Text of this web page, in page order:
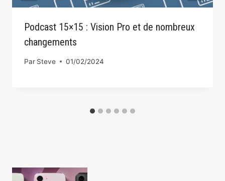
Podcast 15×15 : Vision Pro et de nombreux
changements
Par Steve 01/02/2024